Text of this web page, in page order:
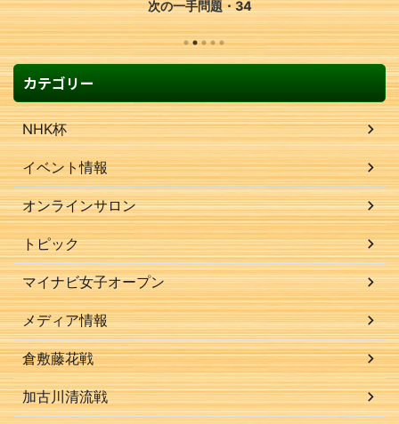
次の一手問題・34
カテゴリー
NHK杯
イベント情報
オンラインサロン
トピック
マイナビ女子オープン
メディア情報
倉敷藤花戦
加古川清流戦